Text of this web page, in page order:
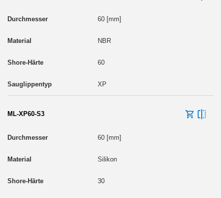
60 [mm]
NBR
60
XP
ML-XP60-S3
60 [mm]
Silikon
30